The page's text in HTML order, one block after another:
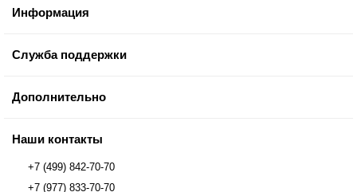
Информация
Служба поддержки
Дополнительно
Наши контакты
+7 (499) 842-70-70
+7 (977) 833-70-70